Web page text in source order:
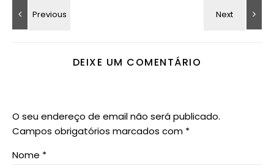
DEIXE UM COMENTÁRIO
O seu endereço de email não será publicado.
Campos obrigatórios marcados com *
Nome *